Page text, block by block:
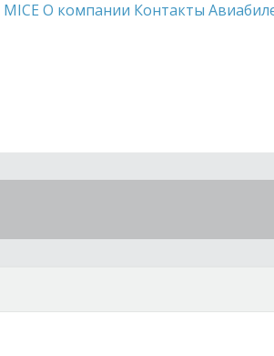
MICE О компании Контакты